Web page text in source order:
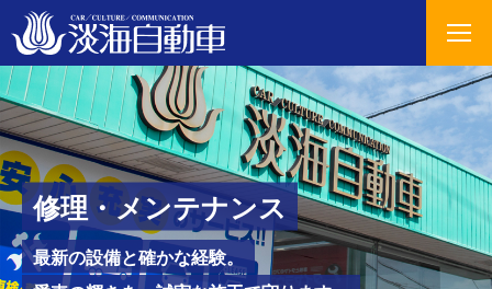
修理・メンテナンス
最新の設備と確かな経験。